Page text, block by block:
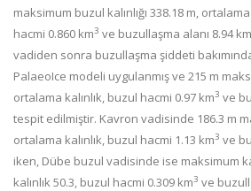
maksimum buzul kalınlığı 338.18 m,
hacmi 0.860 km3 ve buzullaşma alanı 8.94 km
vadiden sonra buzullaşma şiddeti
PalaeoIce modeli uygulanmış ve 215 m
ortalama kalınlık, buzul hacmi 0.97 km3 ve
tespit edilmiştir. Kavron vadisinde 186.3 m
ortalama kalınlık, buzul hacmi 1.13 km3 ve
iken, Dübe buzul vadisinde ise maksimum
kalınlık 50.3, buzul hacmi 0.309 km3 ve